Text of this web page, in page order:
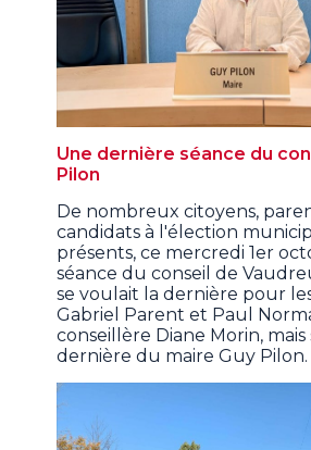
Une dernière séance du
Pilon
De nombreux citoyens,
candidats à l'élection
présents, ce mercredi 1er
séance du conseil de
se voulait la dernière pour
Gabriel Parent et Paul
conseillère Diane Morin,
dernière du maire Guy Pilon.